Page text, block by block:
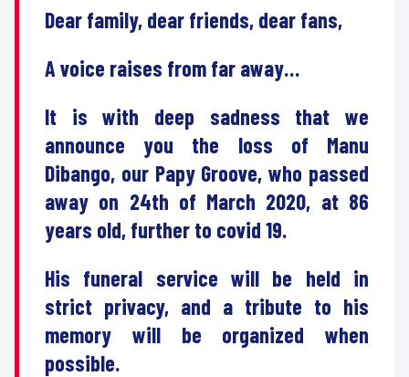
Dear family, dear friends, dear fans,
A voice raises from far away…
It is with deep sadness that we
announce you the loss of Manu
Dibango, our Papy Groove, who passed
away on 24th of March 2020, at 86
years old, further to covid 19.
His funeral service will be held in
strict privacy, and a tribute to his
memory will be organized when
possible.